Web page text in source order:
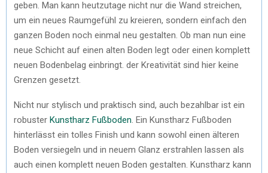
geben. Man kann heutzutage nicht nur die Wand streichen,
um ein neues Raumgefühl zu kreieren, sondern einfach den
ganzen Boden noch einmal neu gestalten. Ob man nun eine
neue Schicht auf einen alten Boden legt oder einen komplett
neuen Bodenbelag einbringt. der Kreativität sind hier keine
Grenzen gesetzt.
Nicht nur stylisch und praktisch sind, auch bezahlbar ist ein
robuster Kunstharz Fußboden . Ein Kunstharz Fußboden
hinterlässt ein tolles Finish und kann sowohl einen älteren
Boden versiegeln und in neuem Glanz erstrahlen lassen als
auch einen komplett neuen Boden gestalten. Kunstharz kann